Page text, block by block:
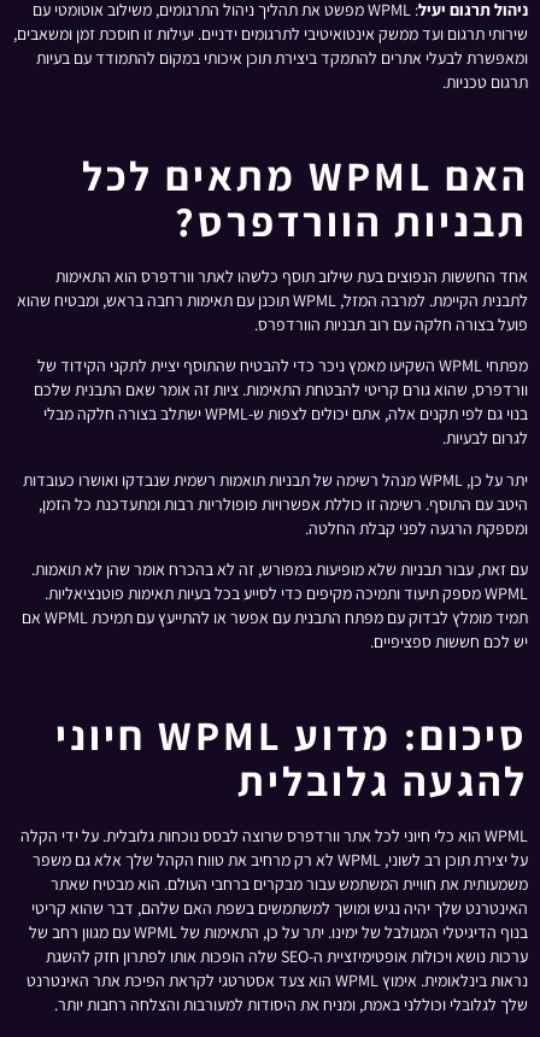
ניהול תרגום יעיל
: WPML מפשט את תהליך ניהול התרגומים, משילוב אוטומטי עם
שירותי תרגום ועד ממשק אינטואיטיבי לתרגומים ידניים. יעילות זו חוסכת זמן ומשאבים,
ומאפשרת לבעלי אתרים להתמקד ביצירת תוכן איכותי במקום להתמודד עם בעיות
תרגום טכניות.
האם WPML מתאים לכל
תבניות הוורדפרס?
אחד החששות הנפוצים בעת שילוב תוסף כלשהו לאתר וורדפרס הוא התאימות
לתבנית הקיימת. למרבה המזל, WPML תוכנן עם תאימות רחבה בראש, ומבטיח שהוא
פועל בצורה חלקה עם רוב תבניות הוורדפרס.
מפתחי WPML השקיעו מאמץ ניכר כדי להבטיח שהתוסף יציית לתקני הקידוד של
וורדפרס, שהוא גורם קריטי להבטחת התאימות. ציות זה אומר שאם התבנית שלכם
בנוי גם לפי תקנים אלה, אתם יכולים לצפות ש-WPML ישתלב בצורה חלקה מבלי
לגרום לבעיות.
יתר על כן, WPML מנהל רשימה של תבניות תואמות רשמית שנבדקו ואושרו כעובדות
היטב עם התוסף. רשימה זו כוללת אפשרויות פופולריות רבות ומתעדכנת כל הזמן,
ומספקת הרגעה לפני קבלת החלטה.
עם זאת, עבור תבניות שלא מופיעות במפורש, זה לא בהכרח אומר שהן לא תואמות.
WPML מספק תיעוד ותמיכה מקיפים כדי לסייע בכל בעיות תאימות פוטנציאליות.
תמיד מומלץ לבדוק עם מפתח התבנית עם אפשר או להתייעץ עם תמיכת WPML אם
יש לכם חששות ספציפיים.
סיכום: מדוע WPML חיוני
להגעה גלובלית
WPML הוא כלי חיוני לכל אתר וורדפרס שרוצה לבסס נוכחות גלובלית. על ידי הקלה
על יצירת תוכן רב לשוני, WPML לא רק מרחיב את טווח הקהל שלך אלא גם משפר
משמעותית את חוויית המשתמש עבור מבקרים ברחבי העולם. הוא מבטיח שאתר
האינטרנט שלך יהיה נגיש ומושך למשתמשים בשפת האם שלהם, דבר שהוא קריטי
בנוף הדיגיטלי המגולבל של ימינו. יתר על כן, התאימות של WPML עם מגוון רחב של
ערכות נושא ויכולות אופטימיזציית ה-SEO שלה הופכות אותו לפתרון חזק להשגת
נראות בינלאומית. אימוץ WPML הוא צעד אסטרטגי לקראת הפיכת אתר האינטרנט
שלך לגלובלי וכוללני באמת, ומניח את היסודות למעורבות והצלחה רחבות יותר.